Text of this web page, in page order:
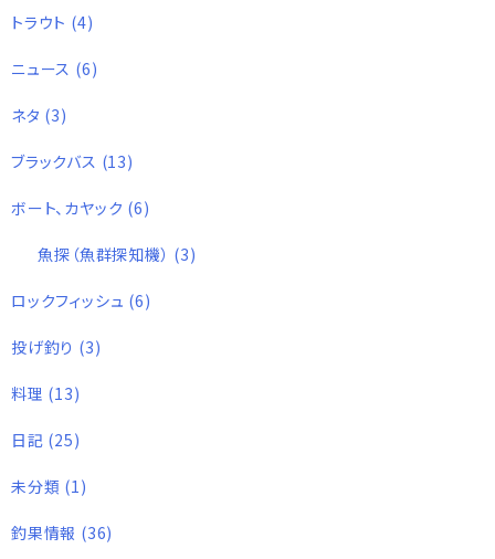
トラウト (4)
ニュース (6)
ネタ (3)
ブラックバス (13)
ボート、カヤック (6)
魚探（魚群探知機） (3)
ロックフィッシュ (6)
投げ釣り (3)
料理 (13)
日記 (25)
未分類 (1)
釣果情報 (36)